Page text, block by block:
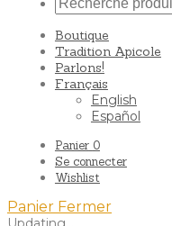
Boutique
Tradition Apicole
Parlons!
Français
English
Español
Panier 0
Se connecter
Wishlist
Panier Fermer